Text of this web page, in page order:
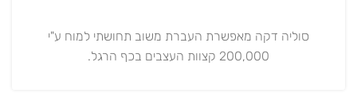
סוליה דקה מאפשרת העברת משוב תחושתי למוח ע"י
200,000 קצוות העצבים בכף הרגל.